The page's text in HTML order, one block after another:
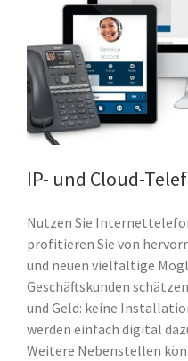
IP- und Cloud-
Nutzen Sie
profitieren Sie von
und neuen vielfältige
Geschäftskunden
und Geld: keine
werden einfach digital
Weitere Nebenstellen